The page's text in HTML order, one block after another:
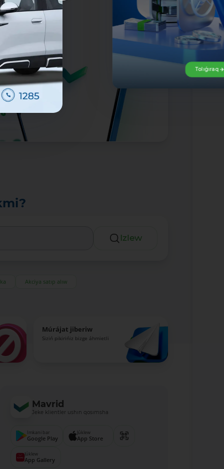
Izlew
Akciya satıp alıw
Múrájat jiberiw
Siziń pikirińiz bizge áhmietli
Mavrid
Jeke klientler ushın qosımsha
Imkani bar
Google Play
Júklew
App Store
Júklew
App Gallery
Tolıǵıraq